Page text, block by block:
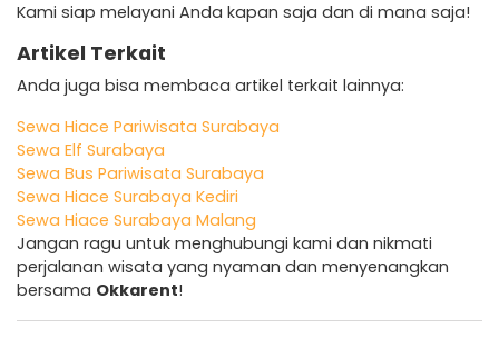
Kami siap melayani Anda kapan saja dan di mana saja!
Artikel Terkait
Anda juga bisa membaca artikel terkait lainnya:
Sewa Hiace Pariwisata Surabaya
Sewa Elf Surabaya
Sewa Bus Pariwisata Surabaya
Sewa Hiace Surabaya Kediri
Sewa Hiace Surabaya Malang
Jangan ragu untuk menghubungi kami dan nikmati
perjalanan wisata yang nyaman dan menyenangkan
bersama Okkarent!